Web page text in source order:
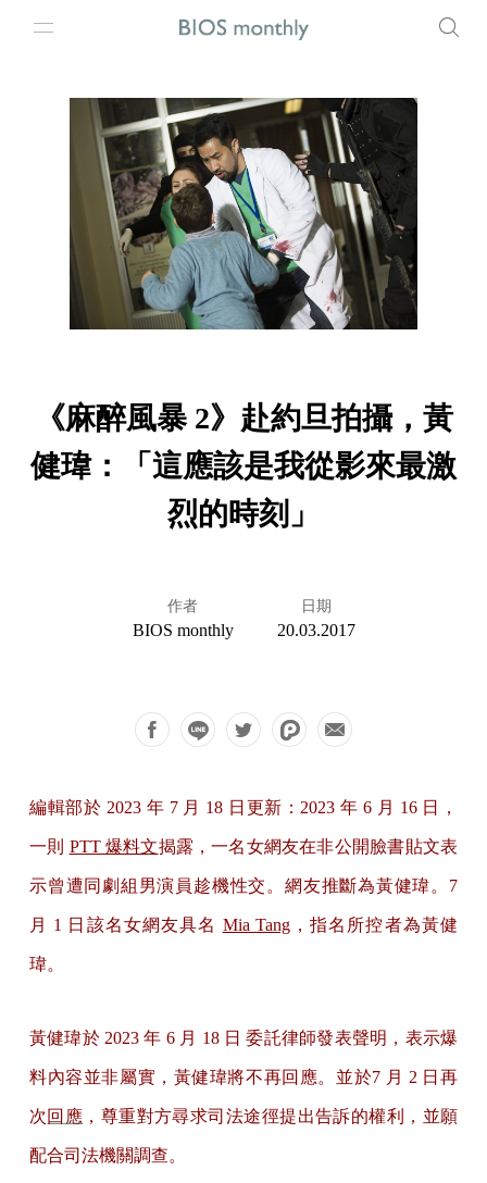
《麻醉風暴 2》赴約旦拍攝，黃
健瑋：「這應該是我從影來最激
烈的時刻」
作者
BIOS monthly
日期
20.03.2017
編輯部於 2023 年 7 月 18 日更新：2023 年 6 月 16 日，
一則 PTT 爆料文揭露，一名女網友在非公開臉書貼文表
示曾遭同劇組男演員趁機性交。網友推斷為黃健瑋。7
月 1 日該名女網友具名 Mia Tang，指名所控者為黃健
瑋。
黃健瑋於 2023 年 6 月 18 日 委託律師發表聲明，表示爆
料內容並非屬實，黃健瑋將不再回應。並於7 月 2 日再
次回應 ，尊重對方尋求司法途徑提出告訴的權利，並願
配合司法機關調查。